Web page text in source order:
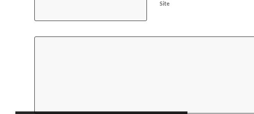
Site